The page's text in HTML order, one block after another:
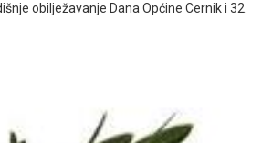
obilježavanje Dana Općine Cernik i 32.